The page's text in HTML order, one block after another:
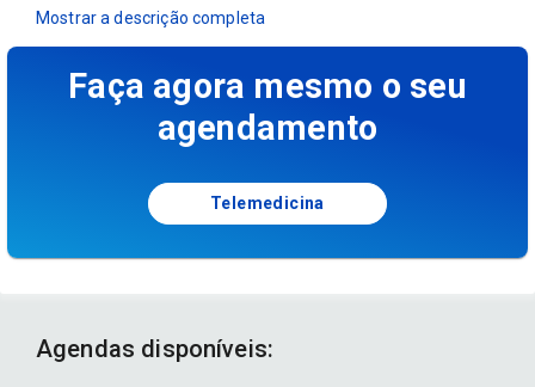
Mostrar a descrição completa
Faça agora mesmo o seu
agendamento
Telemedicina
Agendas disponíveis: